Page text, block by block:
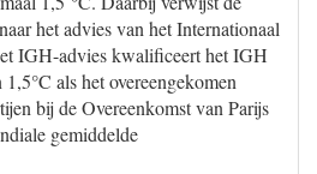
het advies van het Internationaal
IGH-advies kwalificeert het IGH
als het overeengekomen
bij de Overeenkomst van Parijs
gemiddelde